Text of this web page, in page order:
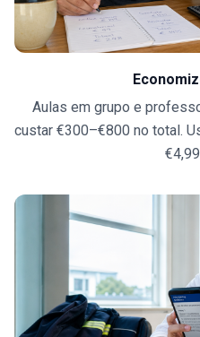
Aulas em grupo e
custar €300–€800 no total.